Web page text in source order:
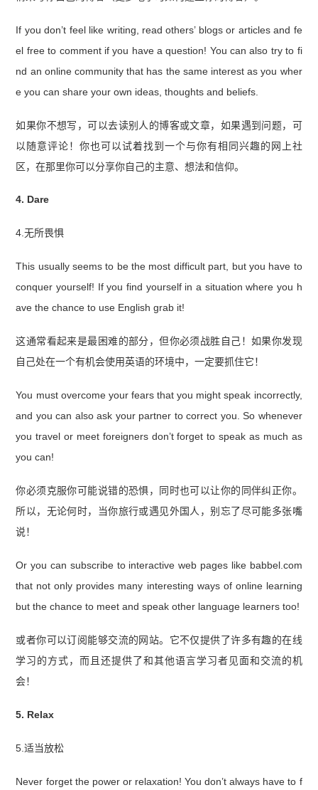
If you don’t feel like writing, read others’ blogs or articles and fe
el free to comment if you have a question! You can also try to fi
nd an online community that has the same interest as you wher
e you can share your own ideas, thoughts and beliefs.
如果你不想写，可以去读别人的博客或文章，如果遇到问题，可
以随意评论！你也可以试着找到一个与你有相同兴趣的网上社
区，在那里你可以分享你自己的主意、想法和信仰。
4. Dare
4.无所畏惧
This usually seems to be the most difficult part, but you have to
conquer yourself! If you find yourself in a situation where you h
ave the chance to use English grab it!
这通常看起来是最困难的部分，但你必须战胜自己！如果你发现
自己处在一个有机会使用英语的环境中，一定要抓住它！
You must overcome your fears that you might speak incorrectly,
and you can also ask your partner to correct you. So whenever
you travel or meet foreigners don’t forget to speak as much as
you can!
你必须克服你可能说错的恐惧，同时也可以让你的同伴纠正你。
所以，无论何时，当你旅行或遇见外国人，别忘了尽可能多张嘴
说！
Or you can subscribe to interactive web pages like babbel.com
that not only provides many interesting ways of online learning
but the chance to meet and speak other language learners too!
或者你可以订阅能够交流的网站。它不仅提供了许多有趣的在线
学习的方式，而且还提供了和其他语言学习者见面和交流的机
会！
5. Relax
5.适当放松
Never forget the power or relaxation! You don’t always have to f